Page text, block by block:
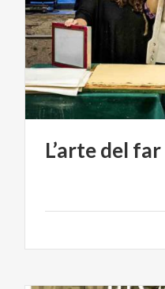
L’artedel far